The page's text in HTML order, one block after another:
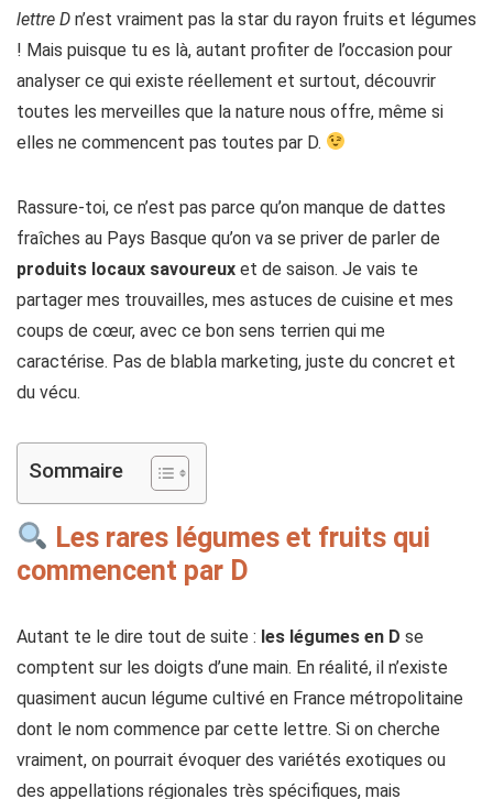
lettre D n’est vraiment pas la star du rayon fruits et légumes
! Mais puisque tu es là, autant profiter de l’occasion pour
analyser ce qui existe réellement et surtout, découvrir
toutes les merveilles que la nature nous offre, même si
elles ne commencent pas toutes par D.
Rassure-toi, ce n’est pas parce qu’on manque de dattes
fraîches au Pays Basque qu’on va se priver de parler de
produits locaux savoureux et de saison. Je vais te
partager mes trouvailles, mes astuces de cuisine et mes
coups de cœur, avec ce bon sens terrien qui me
caractérise. Pas de blabla marketing, juste du concret et
du vécu.
Sommaire
Les rares légumes et fruits qui
commencent par D
Autant te le dire tout de suite : les légumes en D se
comptent sur les doigts d’une main. En réalité, il n’existe
quasiment aucun légume cultivé en France métropolitaine
dont le nom commence par cette lettre. Si on cherche
vraiment, on pourrait évoquer des variétés exotiques ou
des appellations régionales très spécifiques, mais